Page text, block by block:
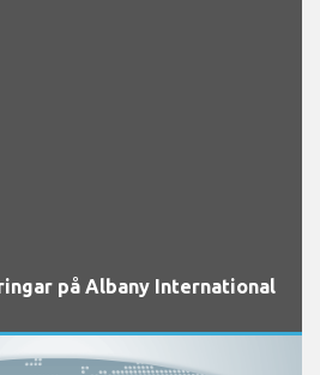
på Albany International